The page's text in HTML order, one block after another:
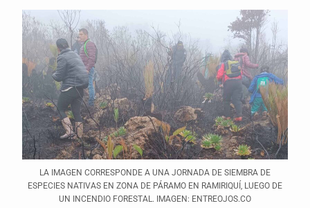
LA IMAGEN CORRESPONDE A UNA JORNADA DE SIEMBRA DE
ESPECIES NATIVAS EN ZONA DE PÁRAMO EN RAMIRIQUÍ, LUEGO DE
UN INCENDIO FORESTAL. IMAGEN: ENTREOJOS.CO